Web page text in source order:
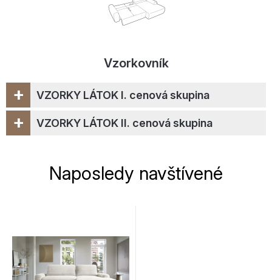
Vzorkovník
VZORKY LÁTOK I. cenová skupina
+
VZORKY LÁTOK II. cenová skupina
+
Naposledy navštívené